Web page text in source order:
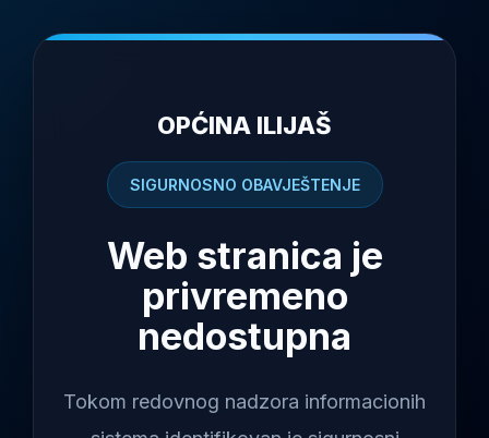
OPĆINA ILIJAŠ
SIGURNOSNO OBAVJEŠTENJE
Web stranica je
privremeno
nedostupna
Tokom redovnog nadzora informacionih